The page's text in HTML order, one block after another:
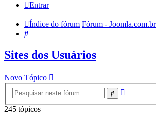
Entrar
Índice do fórum Fórum -
Pesquisar
Sites dos Usuários
Novo Tópico
Pesquisar
245 tópicos